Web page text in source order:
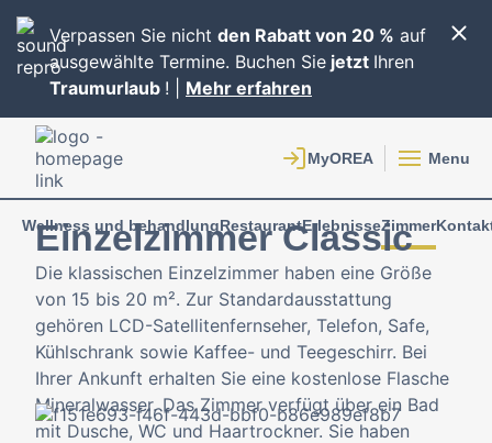
Verpassen Sie nicht den Rabatt von 20 % auf
ausgewählte Termine. Buchen Sie jetzt Ihren
Traumurlaub ! | Mehr erfahren
Menu
Wellness und behandlungRestaurantErlebnisseZimmer
Einzelzimmer Classic
Die klassischen Einzelzimmer haben eine Größe
von 15 bis 20 m². Zur Standardausstattung
gehören LCD-Satellitenfernseher, Telefon, Safe,
Kühlschrank sowie Kaffee- und Teegeschirr. Bei
Ihrer Ankunft erhalten Sie eine kostenlose Flasche
Mineralwasser. Das Zimmer verfügt über ein Bad
mit Dusche, WC und Haartrockner. Sie haben